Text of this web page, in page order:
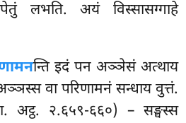
लभति. अयं विस्सासग्गाहे
न्ति इदं पन अञ्ञेसं अत्थाय
वा परिणामनं सन्धाय वुत्तं.
अट्ठ. २.६५९-६६०) – सङ्घस्स